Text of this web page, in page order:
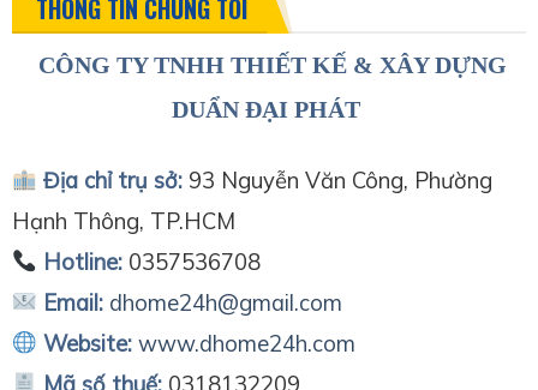
THÔNG TIN CHÚNG TÔI
CÔNG TY TNHH THIẾT KẾ & XÂY DỰNG
DUẨN ĐẠI PHÁT
Địa chỉ trụ sở:93 Nguyễn Văn Công, Phường
Hạnh Thông, TP.HCM
Hotline:0357536708
Email: dhome24h@gmail.com
Website: www.dhome24h.com
Mã số thuế: 0318132209